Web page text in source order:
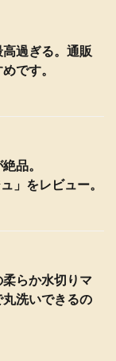
過ぎる。通販
です。
品。
」をレビュー。
らか水切りマ
洗いできるの